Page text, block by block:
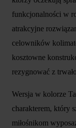
funkcjonalności w
atrakcyjne
celowników
kosztowne
rezygnować z
Wersja w kolorze
charakterem, który
miłośnikom